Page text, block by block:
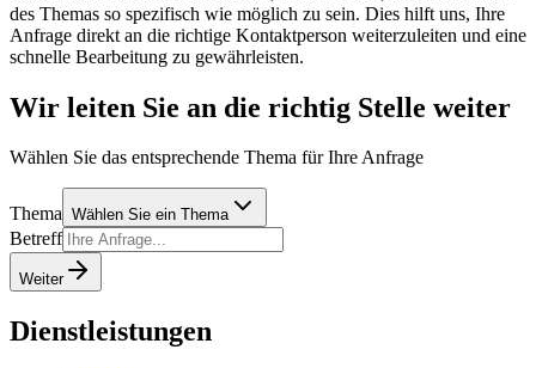
des Themas so spezifisch wie möglich zu sein. Dies hilft uns, Ihre
Anfrage direkt an die richtige Kontaktperson weiterzuleiten und eine
schnelle Bearbeitung zu gewährleisten.
Wir leiten Sie an die richtig Stelle weiter
Wählen Sie das entsprechende Thema für Ihre Anfrage
Thema Wählen Sie ein Thema
Betreff
Weiter
Dienstleistungen